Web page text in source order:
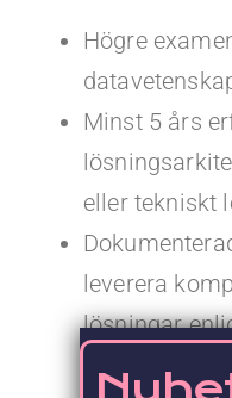
Högre
Minst 5 års
eller tekniskt
leverera
lösningar
standarder